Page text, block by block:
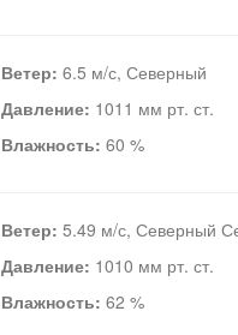
Ветер: 6.5 м/с, Северный
Давление: 1011 мм рт. ст.
Влажность: 60 %
Ветер: 5.49 м/с, Северный
Давление: 1010 мм рт. ст.
Влажность: 62 %